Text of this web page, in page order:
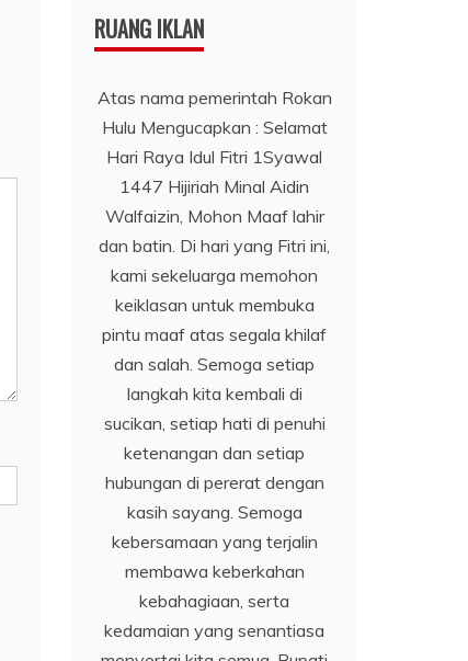
RUANG IKLAN
Atas nama pemerintah Rokan
Hulu Mengucapkan : Selamat
Hari Raya Idul Fitri 1Syawal
1447 Hijiriah Minal Aidin
Walfaizin, Mohon Maaf lahir
dan batin. Di hari yang Fitri ini,
kami sekeluarga memohon
keiklasan untuk membuka
pintu maaf atas segala khilaf
dan salah. Semoga setiap
langkah kita kembali di
sucikan, setiap hati di penuhi
ketenangan dan setiap
hubungan di pererat dengan
kasih sayang. Semoga
kebersamaan yang terjalin
membawa keberkahan
kebahagiaan, serta
kedamaian yang senantiasa